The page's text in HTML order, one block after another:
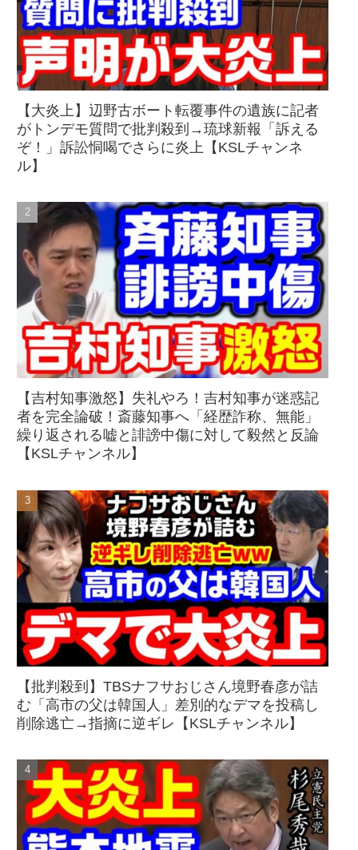
【大炎上】辺野古ボート転覆事件の遺族に記者
がトンデモ質問で批判殺到→琉球新報「訴える
ぞ！」訴訟恫喝でさらに炎上【KSLチャンネ
ル】
【吉村知事激怒】失礼やろ！吉村知事が迷惑記
者を完全論破！斎藤知事へ「経歴詐称、無能」
繰り返される嘘と誹謗中傷に対して毅然と反論
【KSLチャンネル】
【批判殺到】TBSナフサおじさん境野春彦が詰
む「高市の父は韓国人」差別的なデマを投稿し
削除逃亡→指摘に逆ギレ【KSLチャンネル】